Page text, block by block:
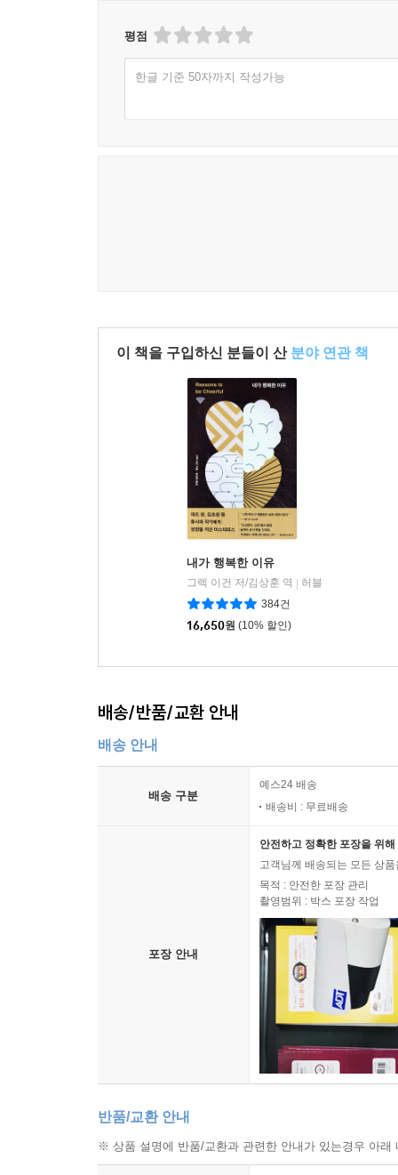
--- pp. 214-215
평점
한글 기준 50자까지 작성가능
이 책을 구입하신 분들이 산 분야 연관 책
내가 행복한 이유
그렉 이건 저/김상훈 역
허블
384건
16,650원 (10% 할인)
배송/반품/교환 안내
배송 안내
배송 구분
예스24 배송
배송비 : 무료배송
포장 안내
안전하고 정확한 포장을 위
고객님께 배송되는 모든 상
목적 : 안전한 포장 관리
촬영범위 : 박스 포장 작업
반품/교환 안내
※ 상품 설명에 반품/교환과 관련한 안내가 있는경우 아